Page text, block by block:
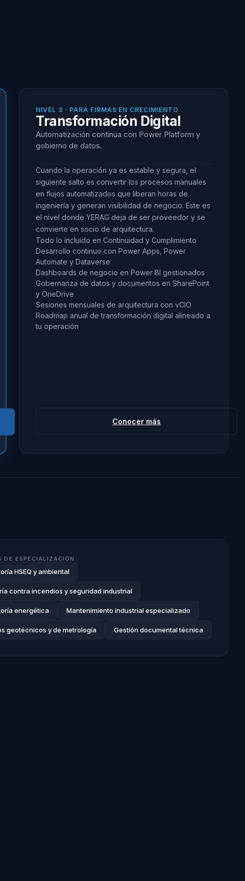
NIVEL 3 · PARA FIRMAS EN CRECIMIENTO
Transformación Digital
Automatización continua con Power Platform y
gobierno de datos.
Cuando la operación ya es estable y segura, el
siguiente salto es convertir los procesos manuales
en flujos automatizados que liberan horas de
ingeniería y generan visibilidad de negocio. Este es
el nivel donde YERAG deja de ser proveedor y se
convierte en socio de arquitectura.
Todo lo incluido en Continuidad y Cumplimiento
Desarrollo continuo con Power Apps, Power
Automate y Dataverse
Dashboards de negocio en Power BI gestionados
Gobernanza de datos y documentos en SharePoint
y OneDrive
Sesiones mensuales de arquitectura con vCIO
Roadmap anual de transformación digital alineado a
tu operación
Conocer más
DE ESPECIALIZACIÓN
HSEQ y ambiental
contra incendios y seguridad industrial
energética Mantenimiento industrial especializado
geotécnicos y de metrología Gestión documental técnica